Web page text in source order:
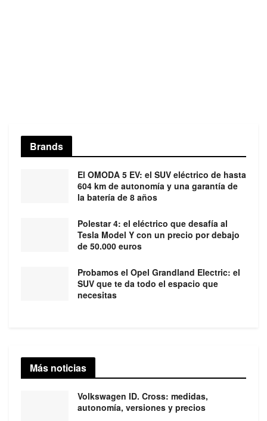
Brands
El OMODA 5 EV: el SUV eléctrico de hasta
604 km de autonomía y una garantía de
la batería de 8 años
Polestar 4: el eléctrico que desafía al
Tesla Model Y con un precio por debajo
de 50.000 euros
Probamos el Opel Grandland Electric: el
SUV que te da todo el espacio que
necesitas
Más noticias
Volkswagen ID. Cross: medidas,
autonomía, versiones y precios